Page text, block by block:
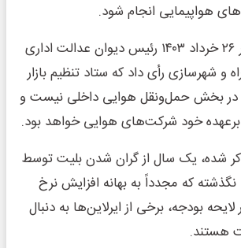
هواپیمایی انجام شود.
بر همین اساس در ۲۶ خرداد ⁧۱۴۰۳⁩ رئیس دیوان عدالت اداری
و شهرسازی رأی داد که ستاد تنظیم بازار
در بخش حمل‌ونقل هوایی داخلی نیست و
خود شرکت‌های هوایی خواهد بود.
شده، یک سال از گران شدن بلیت توسط
که مجدداً به بهانه افزایش نرخ
بودجه، برخی از ایرلاین‌ها به دنبال
هستند.